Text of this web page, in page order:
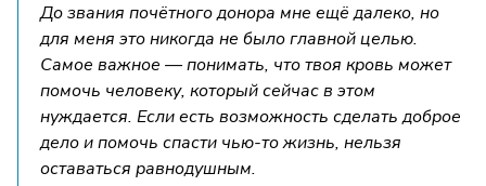
До звания почётного донора мне ещё далеко, но
для меня это никогда не было главной целью.
Самое важное — понимать, что твоя кровь может
помочь человеку, который сейчас в этом
нуждается. Если есть возможность сделать доброе
дело и помочь спасти чью-то жизнь, нельзя
оставаться равнодушным.